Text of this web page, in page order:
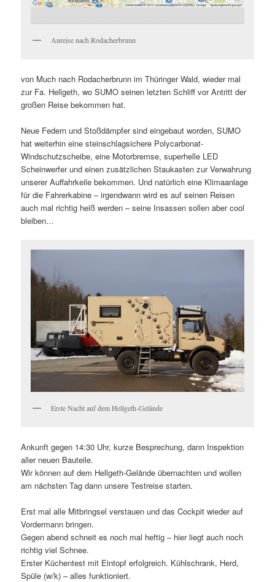
Anreise nach Rodacherbrunn
von Much nach Rodacherbrunn im Thüringer Wald, wieder mal
zur Fa. Hellgeth, wo SUMO seinen letzten Schliff vor Antritt der
großen Reise bekommen hat.
Neue Federn und Stoßdämpfer sind eingebaut worden, SUMO
hat weiterhin eine steinschlagsichere Polycarbonat-
Windschutzscheibe, eine Motorbremse, superhelle LED
Scheinwerfer und einen zusätzlichen Staukasten zur Verwahrung
unserer Auffahrkeile bekommen. Und natürlich eine Klimaanlage
für die Fahrerkabine – irgendwann wird es auf seinen Reisen
auch mal richtig heiß werden – seine Insassen sollen aber cool
bleiben…
Erste Nacht auf dem Hellgeth-Gelände
Ankunft gegen 14:30 Uhr, kurze Besprechung, dann Inspektion
aller neuen Bauteile.
Wir können auf dem Hellgeth-Gelände übernachten und wollen
am nächsten Tag dann unsere Testreise starten.
Erst mal alle Mitbringsel verstauen und das Cockpit wieder auf
Vordermann bringen.
Gegen abend schneit es noch mal heftig – hier liegt auch noch
richtig viel Schnee.
Erster Küchentest mit Eintopf erfolgreich. Kühlschrank, Herd,
Spüle (w/k) – alles funktioniert.